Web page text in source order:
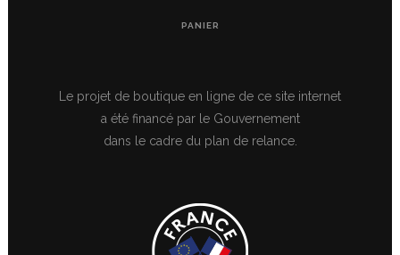
PANIER
Le projet de boutique en ligne de ce site internet
a été financé par le Gouvernement
dans le cadre du plan de relance.